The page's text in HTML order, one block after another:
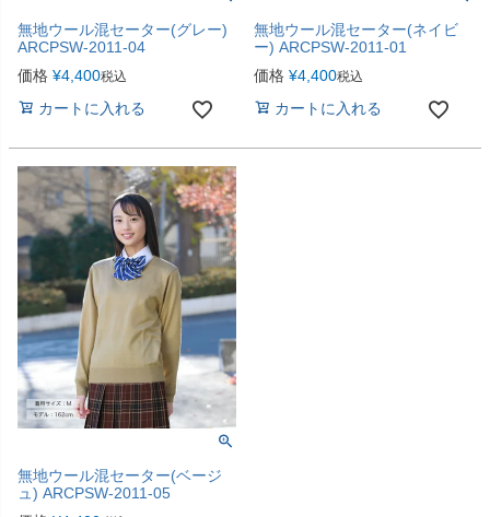
無地ウール混セーター(グレー)
ARCPSW-2011-04
価格 ¥4,400税込
カートに入れる
無地ウール混セーター(ネイビ
ー) ARCPSW-2011-01
価格 ¥4,400税込
カートに入れる
無地ウール混セーター(ベージ
ュ) ARCPSW-2011-05